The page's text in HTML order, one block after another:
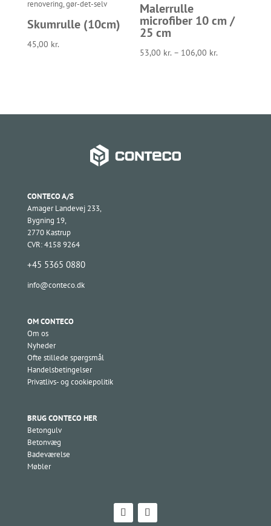
Skumrulle (10cm)
45,00 kr.
Malerrulle
microfiber 10 cm /
25 cm
53,00 kr. – 106,00 kr.
CONTECO A/S
Amager Landevej 233,
Bygning 19,
2770 Kastrup
CVR: 4158 9264
+45 5365 0880
info@conteco.dk
OM CONTECO
Om os
Nyheder
Ofte stillede spørgsmål
Handelsbetingelser
Privatlivs- og cookiepolitik
BRUG CONTECO HER
Betongulv
Betonvæg
Badeværelse
Møbler